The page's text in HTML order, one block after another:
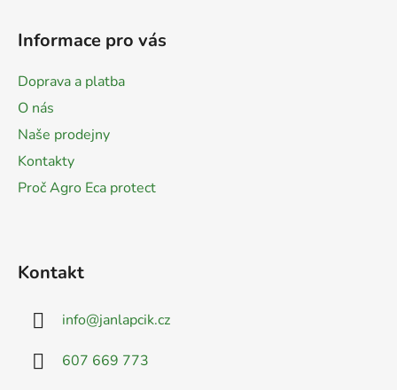
Informace pro vás
Doprava a platba
O nás
Naše prodejny
Kontakty
Proč Agro Eca protect
Kontakt
info@janlapcik.cz
607 669 773